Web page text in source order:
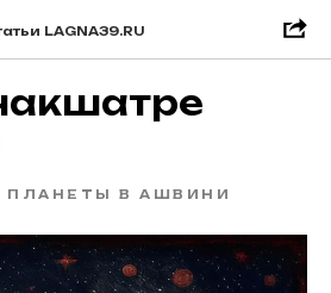
LAGNA39.RU
ПЛАНЕТЫ В АШВИНИ